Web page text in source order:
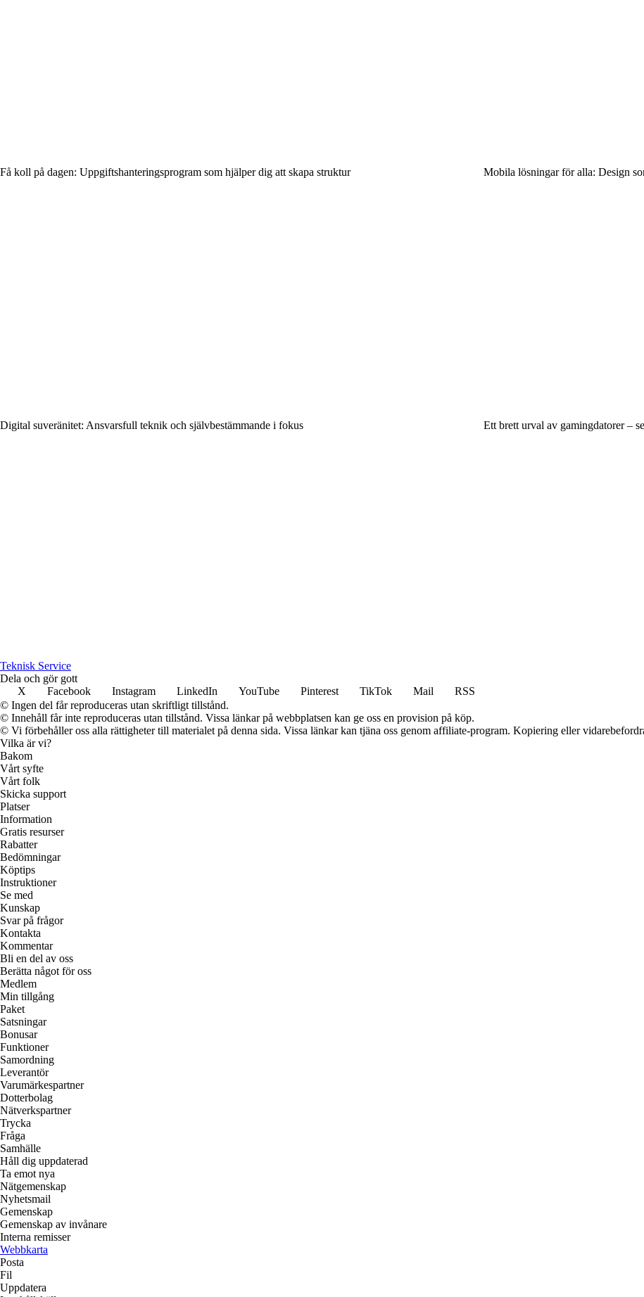
Få koll på dagen: Uppgiftshanteringsprogram som hjälper dig att skapa struktur Mobila lösningar för alla: Design
Digital suveränitet: Ansvarsfull teknik och självbestämmande i fokus Ett brett urval av gamingdatorer –
Teknisk Service
Dela och gör gott
X
Facebook Instagram LinkedIn YouTube Pinterest TikTok Mail
RSS
© Ingen del får reproduceras utan skriftligt tillstånd.
© Innehåll får inte reproduceras utan tillstånd. Vissa länkar på webbplatsen kan ge oss en provision på köp.
© Vi förbehåller oss alla rättigheter till materialet på denna sida. Vissa länkar kan tjäna oss genom affiliate-program. Kopiering eller
Vilka är vi?
Bakom
Vårt syfte
Vårt folk
Skicka support
Platser
Information
Gratis resurser
Rabatter
Bedömningar
Köptips
Instruktioner
Se med
Kunskap
Svar på frågor
Kontakta
Kommentar
Bli en del av oss
Berätta något för oss
Medlem
Min tillgång
Paket
Satsningar
Bonusar
Funktioner
Samordning
Leverantör
Varumärkespartner
Dotterbolag
Nätverkspartner
Trycka
Fråga
Samhälle
Håll dig uppdaterad
Ta emot nya
Nätgemenskap
Nyhetsmail
Gemenskap
Gemenskap av invånare
Interna remisser
Webbkarta
Posta
Fil
Uppdatera